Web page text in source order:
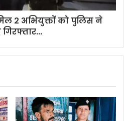
2 अभियुक्तों को पुलिस ने